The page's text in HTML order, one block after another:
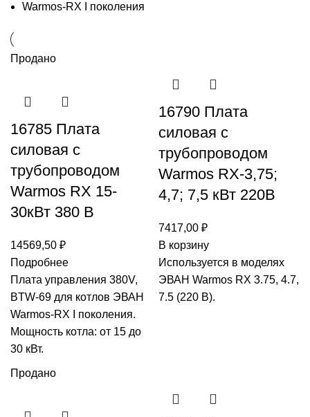
Warmos-RX I поколения
Продано
16785 Плата
силовая с
трубопроводом
Warmos RX 15-
30кВт 380 В
14569,50 ₽
Подробнее
Плата управления 380V,
BTW-69 для котлов ЭВАН
Warmos-RX I поколения.
Мощность котла: от 15 до
30 кВт.
16790 Плата
силовая с
трубопроводом
Warmos RX-3,75;
4,7; 7,5 кВт 220В
7417,00 ₽
В корзину
Используется в моделях
ЭВАН Warmos RX 3.75, 4.7,
7.5 (220 В).
Продано